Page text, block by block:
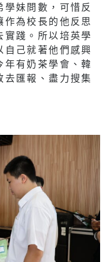
妹問數，可惜反
作為校長的他反思
實踐。所以培英學
自己就著他們感興
年有奶茶學會、韓
去匯報、盡力搜集